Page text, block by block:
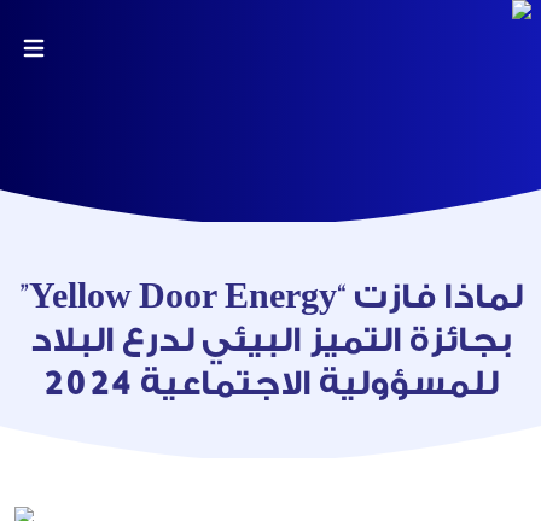
لماذا فازت “Yellow Door Energy”
بجائزة التميز البيئي لدرع البلاد
للمسؤولية الاجتماعية 2024